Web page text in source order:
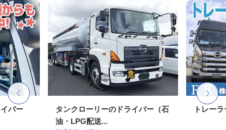
バー
タンクローリーのドライバー（⽯
油・LPG配送...
トレー